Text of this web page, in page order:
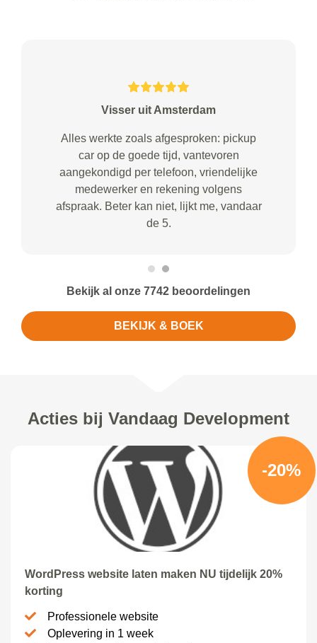
Visser uit Amsterdam
Alles werkte zoals afgesproken: pickup
car op de goede tijd, vantevoren
aangekondigd per telefoon, vriendelijke
medewerker en rekening volgens
afspraak. Beter kan niet, lijkt me, vandaar
de 5.
Bekijk al onze 7742 beoordelingen
BEKIJK & BOEK
Acties bij Vandaag Development
-20%
WordPress website laten maken NU tijdelijk 20%
korting
Professionele website
Oplevering in 1 week